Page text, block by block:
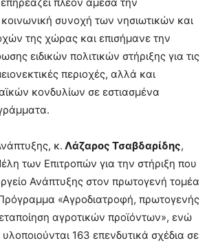
συνοχή των νησιωτικών και
της χώρας και επισήμανε την
ειδικών πολιτικών στήριξης για τις
περιοχές, αλλά και
κονδυλίων σε εστιασμένα
κ. Λάζαρος Τσαβδαρίδης,
των Επιτροπών για την στήριξη που
Ανάπτυξης στον πρωτογενή τομέα
«Αγροδιατροφή, πρωτογενής
αγροτικών προϊόντων», ενώ
163 επενδυτικά σχέδια σε